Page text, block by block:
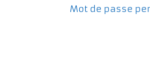
Mot de passe